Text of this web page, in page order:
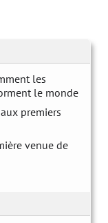
les
le monde
premiers
venue de